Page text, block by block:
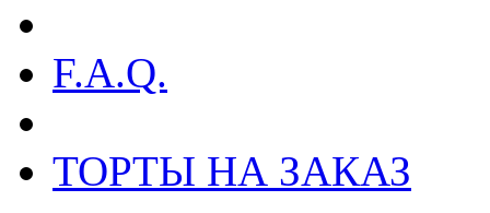
F.A.Q.
ТОРТЫ НА ЗАКАЗ